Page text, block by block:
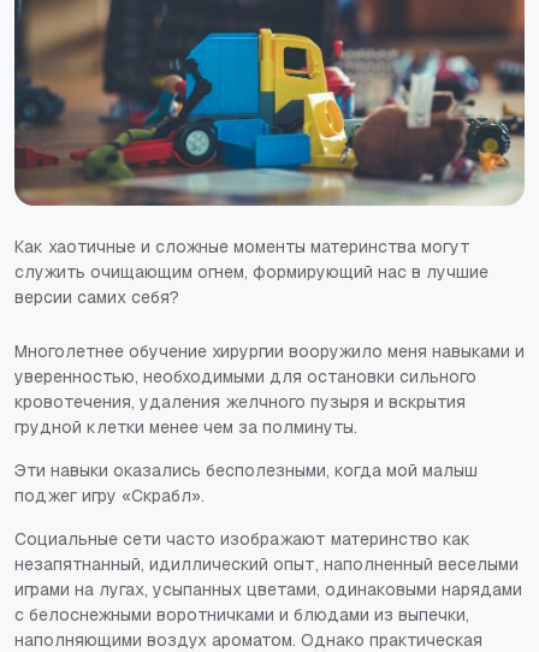
Как хаотичные и сложные моменты материнства могут
служить очищающим огнем, формирующий нас в лучшие
версии самих себя?
Многолетнее обучение хирургии вооружило меня навыками и
уверенностью, необходимыми для остановки сильного
кровотечения, удаления желчного пузыря и вскрытия
грудной клетки менее чем за полминуты.
Эти навыки оказались бесполезными, когда мой малыш
поджег игру «Скрабл».
Социальные сети часто изображают материнство как
незапятнанный, идиллический опыт, наполненный веселыми
играми на лугах, усыпанных цветами, одинаковыми нарядами
с белоснежными воротничками и блюдами из выпечки,
наполняющими воздух ароматом. Однако практическая